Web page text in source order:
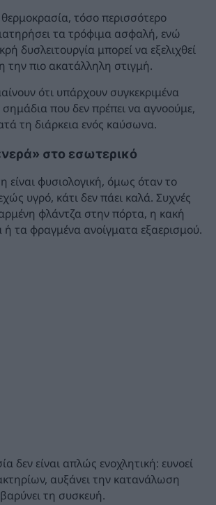
τόσο περισσότερο
τα τρόφιμα ασφαλή, ενώ
δυσλειτουργία μπορεί να εξελιχθεί
πιο ακατάλληλη στιγμή.
ότι υπάρχουν συγκεκριμένα
σημάδια που δεν πρέπει να αγνοούμε,
τη διάρκεια ενός καύσωνα.
στο εσωτερικό
είναι φυσιολογική, όμως όταν το
υγρό, κάτι δεν πάει καλά. Συχνές
φλάντζα στην πόρτα, η κακή
ή τα φραγμένα ανοίγματα εξαερισμού.
δεν είναι απλώς ενοχλητική: ευνοεί
αυξάνει την κατανάλωση
τη συσκευή.